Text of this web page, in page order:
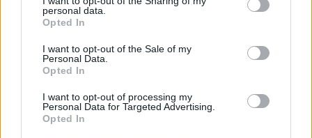
personal data.
Opted In
I want to opt-out of the Sale of my
Personal Data.
Opted In
I want to opt-out of processing my
Personal Data for Targeted Advertising.
Opted In
του Αχέροντα
CELEBRITIES